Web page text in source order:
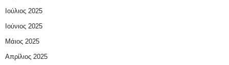
Ιούλιος 2025
Ιούνιος 2025
Μάιος 2025
Απρίλιος 2025